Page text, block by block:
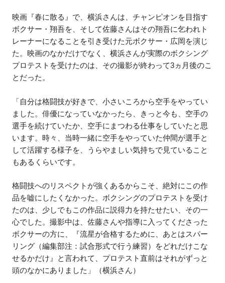
映画『春に散る』で、横浜さんは、チャンピオンを目指す
ボクサー・翔吾を、そして佐藤さんはその翔吾に乞われト
レーナーになることを引き受けた元ボクサー・広岡を演じ
た。映画のなかだけでなく、横浜さんが実際のボクシング
プロテストを受けたのは、その撮影が終わって3ヵ月後のこ
とだった。
「自分は格闘技が好きで、小さいころから空手をやってい
ました。俳優になっていなかったら、きっと今も、空手の
選手を続けていたか、空手にまつわる仕事をしていたと思
います。時々、当時一緒に空手をやっていた仲間が選手と
して活躍する様子を、うらやましい気持ちで見ていること
もあるくらいです。
格闘技へのリスペクトが強くあるからこそ、絶対にこの作
品を嘘にしたくなかった。ボクシングのプロテストを受け
たのは、少しでもこの作品に説得力を持たせたい、その一
心でした。撮影中は、佐藤さんや指導に入ってくださった
ボクサーの方に、『流星が合格するために、あとはスパー
リング（編集部注：試合形式で行う練習）をどれだけこな
せるかだけ』と言われて、プロテスト直前はそれがずっと
頭のなかにありました」（横浜さん）